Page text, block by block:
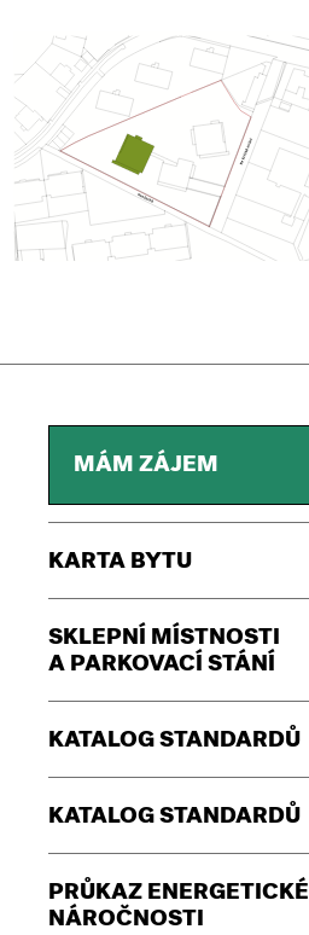
MÁM ZÁJEM
KARTA BYTU
SKLEPNÍ MÍSTNOSTI
A PARKOVACÍ STÁNÍ
KATALOG STANDARDŮ
KATALOG STANDARDŮ
PRŮKAZ ENERGETICKÉ
NÁROČNOSTI